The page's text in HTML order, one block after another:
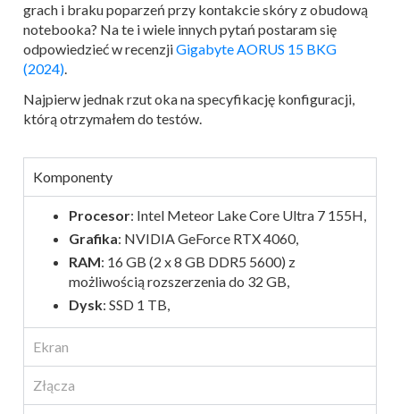
grach i braku poparzeń przy kontakcie skóry z obudową
notebooka? Na te i wiele innych pytań postaram się
odpowiedzieć w recenzjiGigabyte AORUS 15 BKG
(2024).
Najpierw jednak rzut oka na specyfikację konfiguracji,
którą otrzymałem do testów.
Komponenty
Procesor: Intel Meteor Lake Core Ultra 7 155H,
Grafika: NVIDIA GeForce RTX 4060,
RAM: 16 GB (2 x 8 GB DDR5 5600) z
możliwością rozszerzenia do 32 GB,
Dysk: SSD 1 TB,
Ekran
Złącza